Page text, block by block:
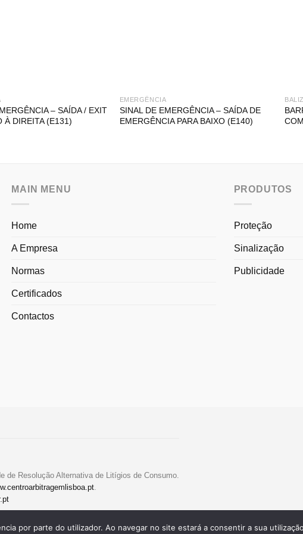
– SAÍDA / EXIT
À DIREITA (E131)
EMERGÊNCIA
SINAL DE EMERGÊNCIA – SAÍDA DE
EMERGÊNCIA PARA BAIXO (E140)
MAIN MENU
Home
A Empresa
Normas
Certificados
Contactos
PRODUTOS
Proteção
Sinalização
Publicidade
de Resolução Alternativa de Litígios de Consumo.
por parte do utilizador. Ao navegar no site estará a consentir a sua